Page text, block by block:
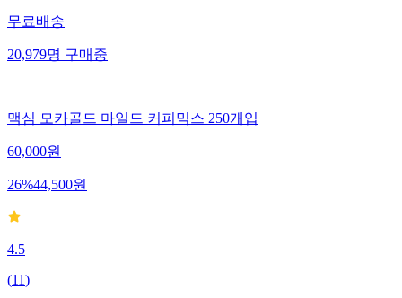
무료배송
20,979명구매중
맥심 모카골드 마일드 커피믹스 250개입
60,000원
26%44,500원
4.5
(11)